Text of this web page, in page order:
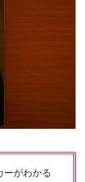
ーがわかる